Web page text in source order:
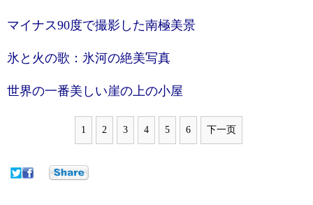
マイナス90度で撮影した南極美景
氷と火の歌：氷河の絶美写真
世界の一番美しい崖の上の小屋
1 2 3 4 5 6 下一页